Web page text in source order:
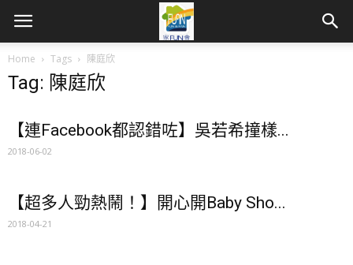
Home Tags 陳庭欣
Tag: 陳庭欣
【連Facebook都認錯咗】吳若希撞樣...
2018-06-02
【超多人勁熱鬧！】開心開Baby Sho...
2018-04-21